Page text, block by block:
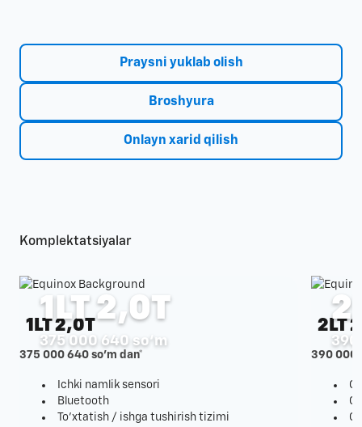
Praysni yuklab olish
Broshyura
Onlayn xarid qilish
Komplektatsiyalar
1LT 2,0T
375 000 640 so‘m
1LT 2,0T
375 000 640 so'm dan*
Ichki namlik sensori
Bluetooth
To'xtatish / ishga tushirish tizimi
390
2LT
390 000